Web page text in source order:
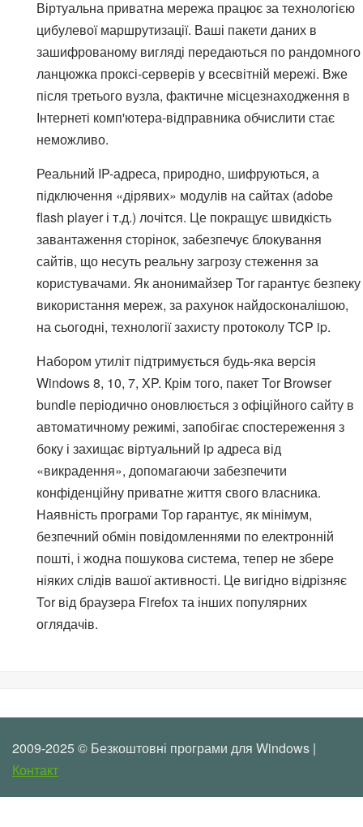
Віртуальна приватна мережа працює за технологією
цибулевої маршрутизації. Ваші пакети даних в
зашифрованому вигляді передаються по рандомного
ланцюжка проксі-серверів у всесвітній мережі. Вже
після третього вузла, фактичне місцезнаходження в
Інтернеті комп'ютера-відправника обчислити стає
неможливо.
Реальний IP-адреса, природно, шифруються, а
підключення «дірявих» модулів на сайтах (adobe
flash player і т.д.) лочітся. Це покращує швидкість
завантаження сторінок, забезпечує блокування
сайтів, що несуть реальну загрозу стеження за
користувачами. Як анонимайзер Tor гарантує безпеку
використання мереж, за рахунок найдосконалішою,
на сьогодні, технології захисту протоколу TCP ip.
Набором утиліт підтримується будь-яка версія
Windows 8, 10, 7, XP. Крім того, пакет Tor Browser
bundle періодично оновлюється з офіційного сайту в
автоматичному режимі, запобігає спостереження з
боку і захищає віртуальний ip адреса від
«викрадення», допомагаючи забезпечити
конфіденційну приватне життя свого власника.
Наявність програми Тор гарантує, як мінімум,
безпечний обмін повідомленнями по електронній
пошті, і жодна пошукова система, тепер не збере
ніяких слідів вашої активності. Це вигідно відрізняє
Tor від браузера Firefox та інших популярних
оглядачів.
2009-2025 © Безкоштовні програми для Windows |
Контакт